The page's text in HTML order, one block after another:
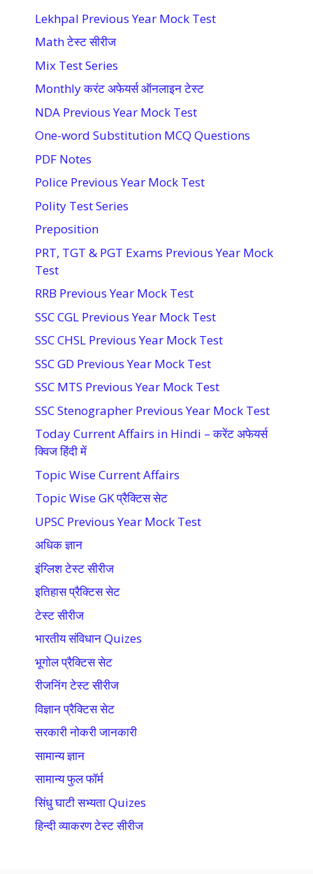
Lekhpal Previous Year Mock Test
Math टेस्ट सीरीज
Mix Test Series
Monthly करंट अफेयर्स ऑनलाइन टेस्ट
NDA Previous Year Mock Test
One-word Substitution MCQ Questions
PDF Notes
Police Previous Year Mock Test
Polity Test Series
Preposition
PRT, TGT & PGT Exams Previous Year Mock
Test
RRB Previous Year Mock Test
SSC CGL Previous Year Mock Test
SSC CHSL Previous Year Mock Test
SSC GD Previous Year Mock Test
SSC MTS Previous Year Mock Test
SSC Stenographer Previous Year Mock Test
Today Current Affairs in Hindi – करेंट अफेयर्स
क्विज हिंदी में
Topic Wise Current Affairs
Topic Wise GK प्रैक्टिस सेट
UPSC Previous Year Mock Test
अधिक ज्ञान
इंग्लिश टेस्ट सीरीज
इतिहास प्रैक्टिस सेट
टेस्ट सीरीज
भारतीय संविधान Quizes
भूगोल प्रैक्टिस सेट
रीजनिंग टेस्ट सीरीज
विज्ञान प्रैक्टिस सेट
सरकारी नोकरी जानकारी
सामान्य ज्ञान
सामान्य फुल फॉर्म
सिंधु घाटी सभ्यता Quizes
हिन्दी व्याकरण टेस्ट सीरीज